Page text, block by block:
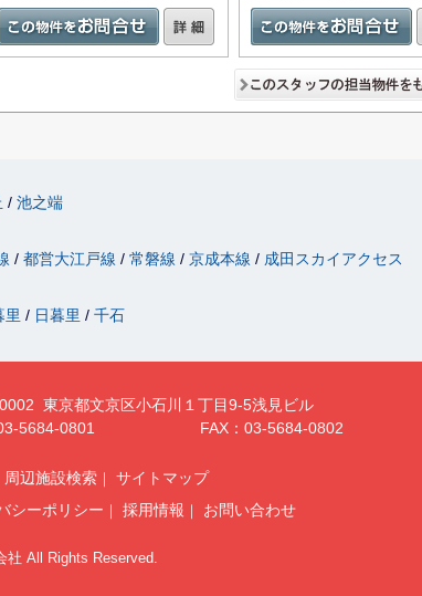
池之端
都営大江戸線 常磐線 京成本線 成田スカイアクセス
里 日暮里 千石
東京都文京区小石川１丁目9-5浅見ビル
5684-0801
FAX：03-5684-0802
周辺施設検索
サイトマップ
シーポリシー 採用情報 お問い合わせ
社 All Rights Reserved.